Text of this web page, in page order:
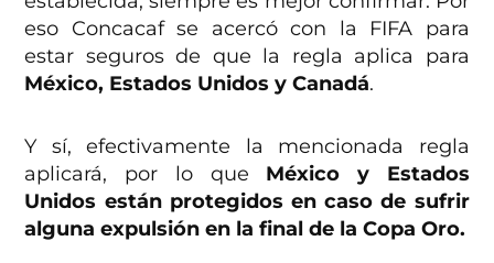
eso Concacaf se acercó con la FIFA para
estar seguros de que la regla aplica para
México, Estados Unidos y Canadá.
Y sí, efectivamente la mencionada regla
aplicará, por lo que México y Estados
Unidos están protegidos en caso de sufrir
alguna expulsión en la final de la Copa Oro.